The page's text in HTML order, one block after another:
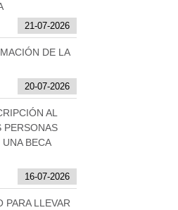
21-07-2026
DE LA
20-07-2026
AL
PERSONAS
BECA
16-07-2026
PARA LLEVAR